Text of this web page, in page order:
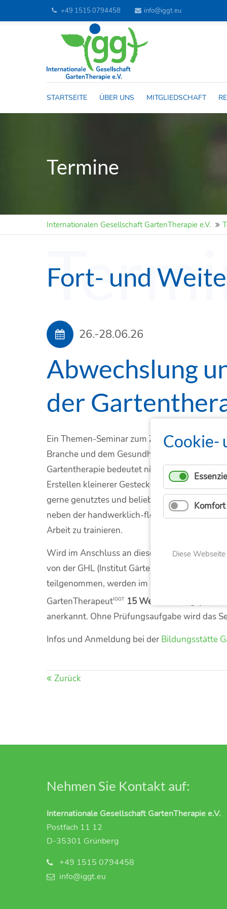
+49 1515 0794458 info@iggt.eu
STARTSEITE ÜBER UNS MITGLIEDSCHAFT
Termine
Internationalen Gesellschaft GartenTherapie e.V.
Fort- und
26.-28.06.26
Abwechslung
der
Ein Themen-Seminar zum Zertifikat "Gärten
Branche und dem Gesundheitswesen und für
Gartentherapie bedeutet nicht nur die
Erstellen kleinerer Gestecke oder von
gerne genutztes und beliebtes
neben der handwerklich-floristischen Seite
Arbeit zu trainieren.
Wird im Anschluss an dieses Seminar eine
von der GHL (Institut Gärten Helfen Leben)
teilgenommen, werden im Rahmen der
GartenTherapeut IGGT 15 Weiterbildungspunkte
anerkannt. Ohne Prüfungsaufgabe wird das
Infos und Anmeldung bei der Bildungsstätte
Zurück
Nehmen Sie Kontakt auf:
Internationale Gesellschaft GartenTherapie e.V.
Postfach 11 12
D-35301 Grünberg
+49 1515 0794458
info@iggt.eu
Cookie-
Komfort
Diese